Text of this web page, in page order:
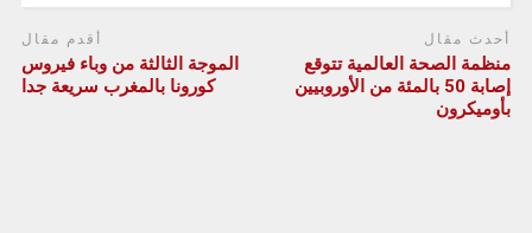
أحدث مقال
منظمة الصحة العالمية تتوقع
إصابة 50 بالمئة من الأوروبيين
بأوميكرون
أقدم مقال
الموجة الثالثة من وباء فيروس
كورونا بالمغرب سريعة جدا